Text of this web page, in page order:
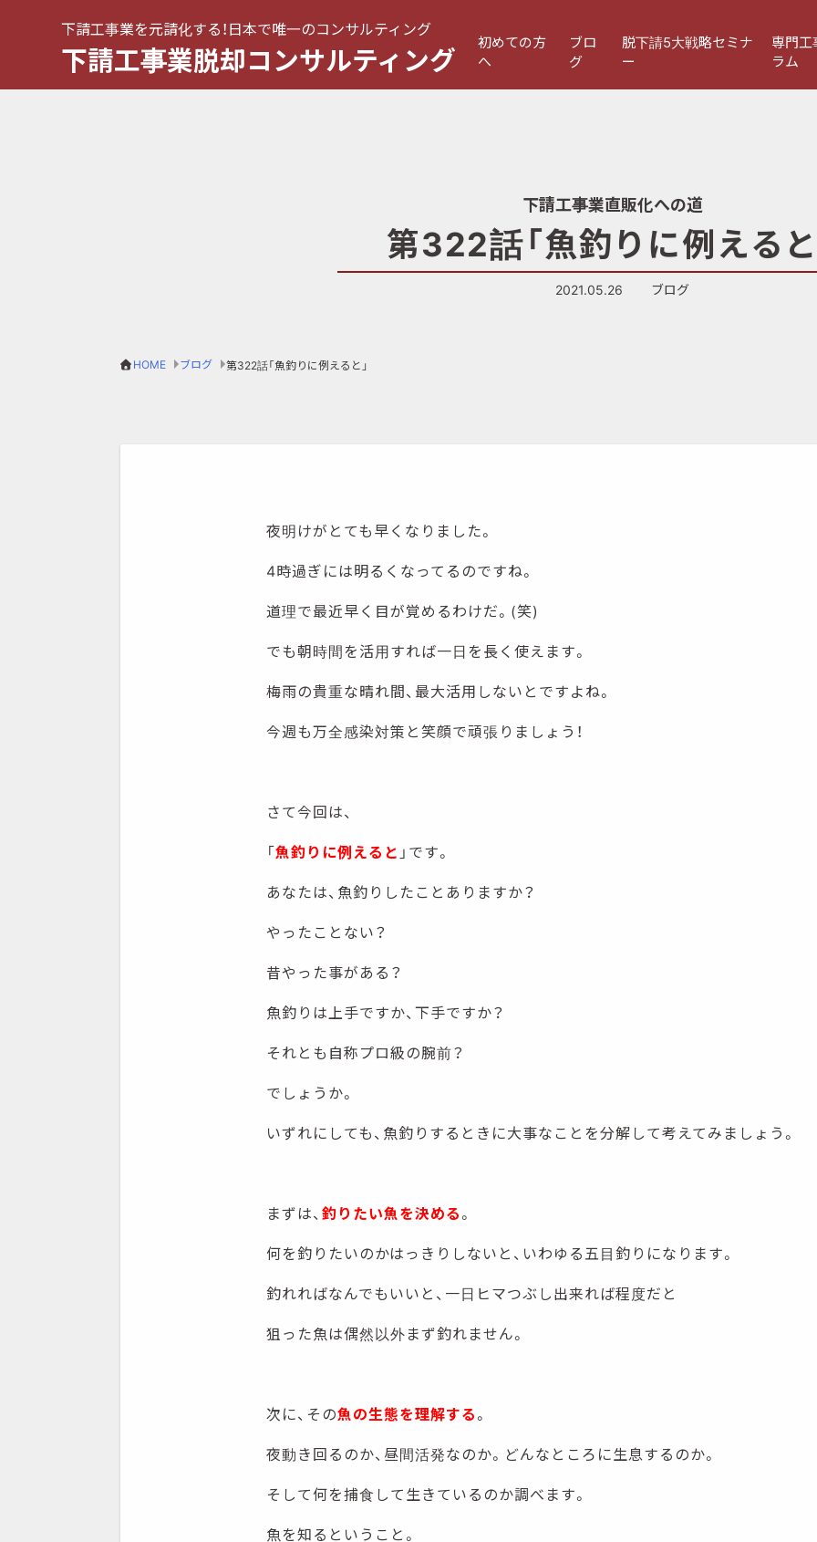
下請工事業を元請化する！日本で唯一のコンサルティング
下請工事業脱却コンサルティング
初めての方
へ
ブロ
グ
脱下請5大戦略セミナ
ー
専門
ラム
下請工事業直販化への道
第322話「魚釣りに例えると
2021.05.26 ブログ
HOME ブログ 第322話「魚釣りに例えると」
夜明けがとても早くなりました。
4時過ぎには明るくなってるのですね。
道理で最近早く目が覚めるわけだ。(笑)
でも朝時間を活用すれば一日を長く使えます。
梅雨の貴重な晴れ間、最大活用しないとですよね。
今週も万全感染対策と笑顔で頑張りましょう！
さて今回は、
「魚釣りに例えると 」です。
あなたは、魚釣りしたことありますか？
やったことない？
昔やった事がある？
魚釣りは上手ですか、下手ですか？
それとも自称プロ級の腕前？
でしょうか。
いずれにしても、魚釣りするときに大事なことを分解して考えてみましょう。
まずは、 釣りたい魚を決める。
何を釣りたいのかはっきりしないと、いわゆる五目釣りになります。
釣れればなんでもいいと、一日ヒマつぶし出来れば程度だと
狙った魚は偶然以外まず釣れません。
次に、その魚の生態を理解する。
夜動き回るのか、昼間活発なのか。どんなところに生息するのか。
そして何を捕食して生きているのか調べます。
魚を知るということ。